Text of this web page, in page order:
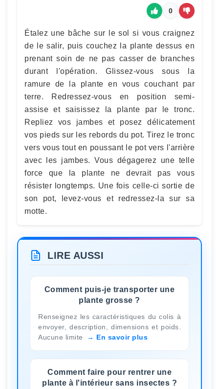
0
Étalez une bâche sur le sol si vous craignez
de le salir, puis couchez la plante dessus en
prenant soin de ne pas casser de branches
durant l'opération. Glissez-vous sous la
ramure de la plante en vous couchant par
terre. Redressez-vous en position semi-
assise et saisissez la plante par le tronc.
Repliez vos jambes et posez délicatement
vos pieds sur les rebords du pot. Tirez le tronc
vers vous tout en poussant le pot vers l'arrière
avec les jambes. Vous dégagerez une telle
force que la plante ne devrait pas vous
résister longtemps. Une fois celle-ci sortie de
son pot, levez-vous et redressez-la sur sa
motte.
LIRE AUSSI
Comment puis-je transporter une
plante grosse ?
Renseignez les caractéristiques du colis à
envoyer, description, dimensions et poids.
Aucune limite
En savoir plus
Comment faire pour rentrer une
plante à l'intérieur sans insectes ?